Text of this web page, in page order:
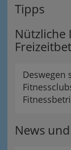
Tipps
Deswegen
News